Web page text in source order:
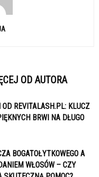
OD AUTORA
OD REVITALASH.PL: KLUCZ
BRWI NA DŁUGO
BOGATOŁYTKOWEGO A
WŁOSÓW – CZY